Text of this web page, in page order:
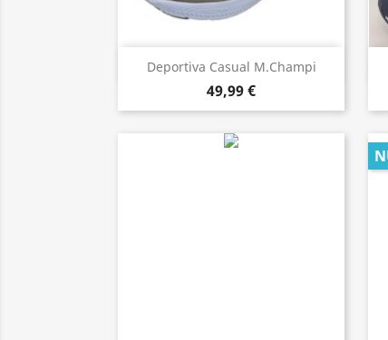
Deportiva Casual M.Champi
49,99 €
Vista rápida